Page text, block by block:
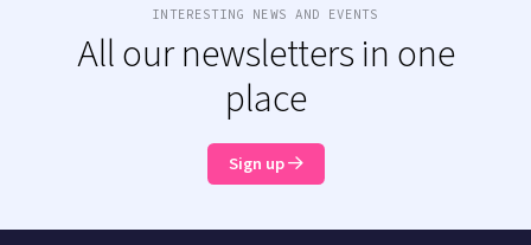
INTERESTING NEWS AND EVENTS
All our newsletters in one
place
Sign up